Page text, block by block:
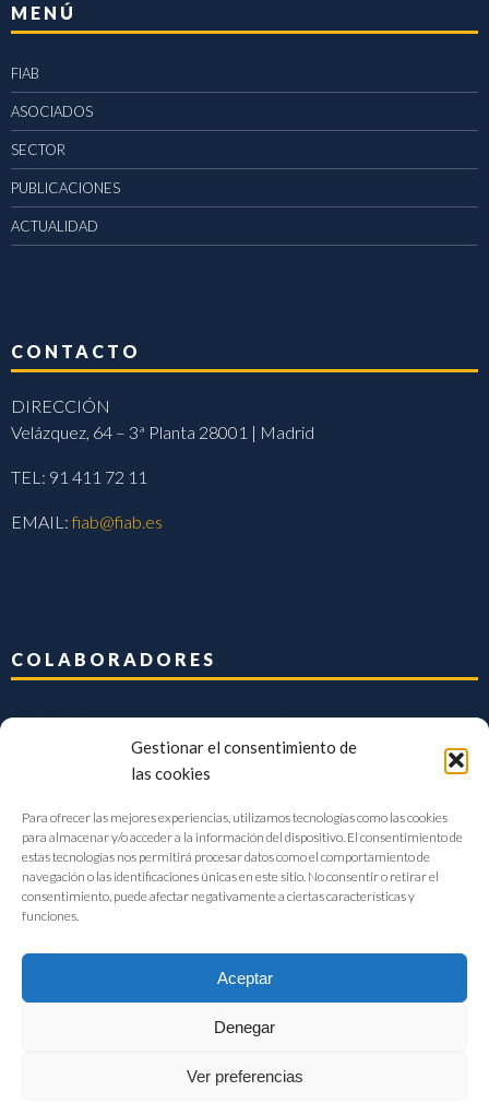
Gestionar el consentimiento de
las cookies
Para ofrecer las mejores experiencias, utilizamos tecnologías como las cookies
para almacenar y/o acceder a la información del dispositivo. El consentimiento de
estas tecnologías nos permitirá procesar datos como el comportamiento de
navegación o las identificaciones únicas en este sitio. No consentir o retirar el
consentimiento, puede afectar negativamente a ciertas características y
funciones.
Aceptar
Denegar
Ver preferencias
MENÚ
FIAB
ASOCIADOS
SECTOR
PUBLICACIONES
ACTUALIDAD
CONTACTO
DIRECCIÓN
Velázquez, 64 – 3ª Planta 28001 | Madrid
TEL: 91 411 72 11
EMAIL:fiab@fiab.es
COLABORADORES
FIAB Federación Española de Industrias de la Alimentación y Bebidas